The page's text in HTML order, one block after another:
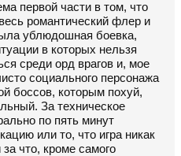
первой части в том, что
романтический флер и
ублюдошная боевка,
в которых нельзя
среди орд врагов и, мое
социального персонажа
боссов, которым похуй,
За техническое
по пять минут
или то, что игра никак
что, кроме самого